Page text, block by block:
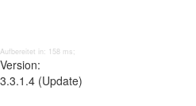
Aufbereitet in: 158 ms;
Version:
3.3.1.4 (Update)